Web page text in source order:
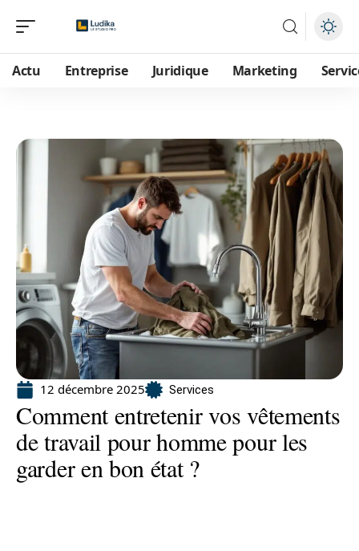
Actu Entreprise Juridique Marketing
12 décembre 2025 Services
Comment entretenir vos vêtements
de travail pour homme pour les
garder en bon état ?